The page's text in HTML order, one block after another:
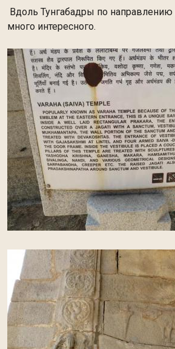
Вдоль Тунгабадры по направлению
много интересного.